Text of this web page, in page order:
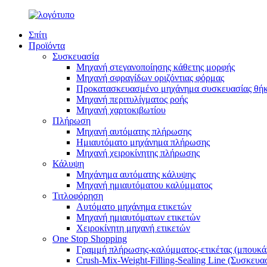
Σπίτι
Προϊόντα
Συσκευασία
Μηχανή στεγανοποίησης κάθετης μορφής
Μηχανή σφραγίδων οριζόντιας φόρμας
Προκατασκευασμένο μηχάνημα συσκευασίας
Μηχανή περιτυλίγματος ροής
Μηχανή χαρτοκιβωτίου
Πλήρωση
Μηχανή αυτόματης πλήρωσης
Ημιαυτόματο μηχάνημα πλήρωσης
Μηχανή χειροκίνητης πλήρωσης
Κάλυψη
Μηχάνημα αυτόματης κάλυψης
Μηχανή ημιαυτόματου καλύμματος
Τιτλοφόρηση
Αυτόματο μηχάνημα ετικετών
Μηχανή ημιαυτόματων ετικετών
Χειροκίνητη μηχανή ετικετών
One Stop Shopping
Γραμμή πλήρωσης-καλύμματος-ετικέτας
Crush-Mix-Weight-Filling-Sealing Line